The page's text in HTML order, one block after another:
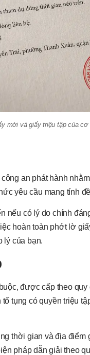
mời và giấy triệu tập của cơ
an phát hành
yêu cầu mang tính
nếu có lý do chính
hoàn toàn phớt lờ
lý của bạn.
được cấp theo
tụng có quyền triệu
thời gian và địa
pháp dẫn giải theo